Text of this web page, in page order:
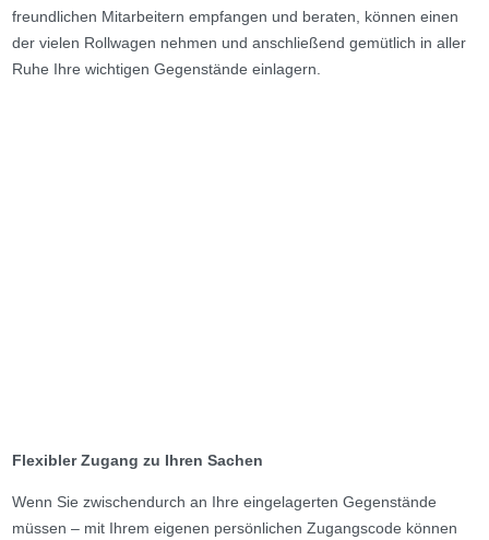
freundlichen Mitarbeitern empfangen und beraten, können einen
der vielen Rollwagen nehmen und anschließend gemütlich in aller
Ruhe Ihre wichtigen Gegenstände einlagern.
Flexibler Zugang zu Ihren Sachen
Wenn Sie zwischendurch an Ihre eingelagerten Gegenstände
müssen – mit Ihrem eigenen persönlichen Zugangscode können